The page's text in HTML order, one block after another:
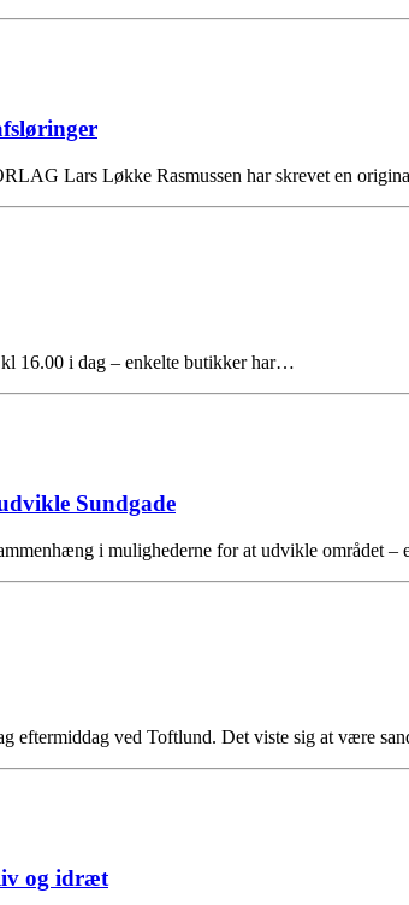
Lars Løkke Rasmussen har skrevet en
16.00 i dag – enkelte butikker har…
Sundgade
i mulighederne for at udvikle området
eftermiddag ved Toftlund. Det viste sig at være
og idræt